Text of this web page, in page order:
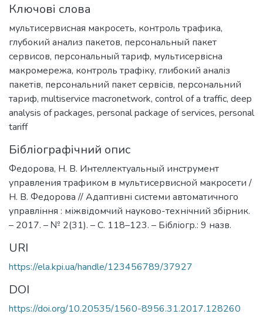
Ключові слова
мультисервисная макросеть, контроль трафика,
глубокий анализ пакетов, персональный пакет
сервисов, персональный тариф, мультисервісна
макромережа, контроль трафіку, глибокий аналіз
пакетів, персональний пакет сервісів, персональний
тариф, multiservice macronetwork, control of a traffic, deep
analysis of packages, personal package of services, personal
tariff
Бібліографічний опис
Федорова, Н. В. Интеллектуальный инструмент
управления трафиком в мультисервисной макросети /
Н. В. Федорова // Адаптивні системи автоматичного
управління : міжвідомчий науково-технічний збірник.
– 2017. – № 2(31). – С. 118–123. – Бібліогр.: 9 назв.
URI
https://ela.kpi.ua/handle/123456789/37927
DOI
https://doi.org/10.20535/1560-8956.31.2017.128260